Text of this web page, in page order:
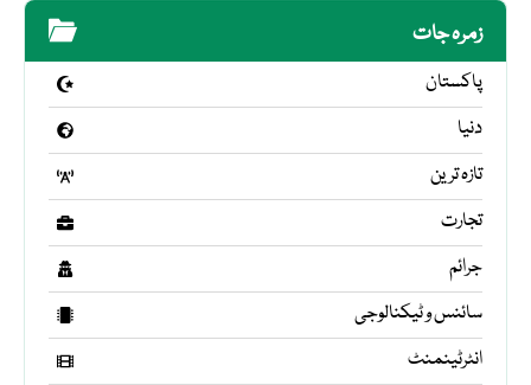
زمرہ جات
پاکستان
دنیا
تازہ ترین
تجارت
جرائم
سائنس و ٹیکنالوجی
انٹرٹینمنٹ